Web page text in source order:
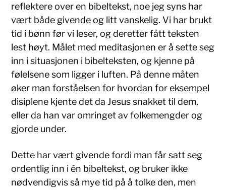
reflektere over en bibeltekst, noe jeg syns har
vært både givende og litt vanskelig. Vi har brukt
tid i bønn før vi leser, og deretter fått teksten
lest høyt. Målet med meditasjonen er å sette seg
inn i situasjonen i bibelteksten, og kjenne på
følelsene som ligger i luften. På denne måten
øker man forståelsen for hvordan for eksempel
disiplene kjente det da Jesus snakket til dem,
eller da han var omringet av folkemengder og
gjorde under.
Dette har vært givende fordi man får satt seg
ordentlig inn i én bibeltekst, og bruker ikke
nødvendigvis så mye tid på å tolke den, men